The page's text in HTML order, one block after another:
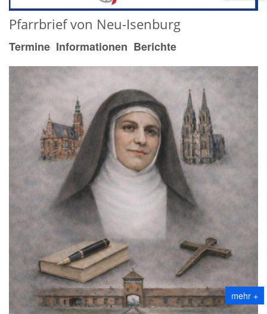
Pfarrbrief von Neu-Isenburg
Termine Informationen Berichte
mehr +